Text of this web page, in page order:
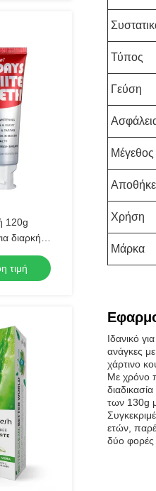
120g
διαρκή
τιμή
Τύπος
Γεύση
Μέγεθος
Χρήση
Μάρκα
Ιδανικό
ανάγκες
χάρτινο
Με χρόνο
των 130g
ετών,
δύο φορές